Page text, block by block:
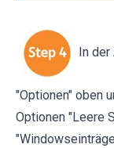
In
"Optionen" oben
Optionen "Leere